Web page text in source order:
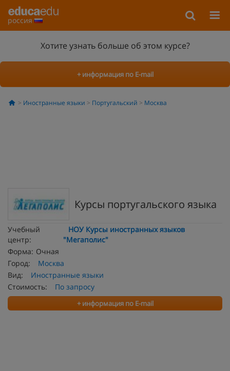
россия
Хотите узнать больше об этом курсе?
+ информация по E-mail
Иностранные языки Португальский Москва
Курсы португальского языка
Учебный
центр:
НОУ Курсы иностранных языков
"Мегаполис"
Форма: Очная
Город:
Москва
Вид:
Иностранные языки
Стоимость:
По запросу
+ информация по E-mail